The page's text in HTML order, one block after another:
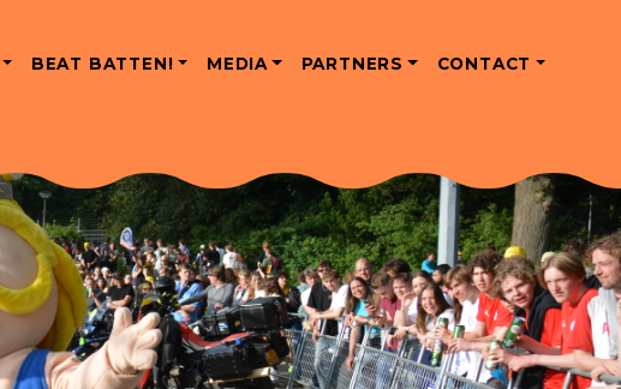
BEAT BATTEN! MEDIA PARTNERS CONTACT